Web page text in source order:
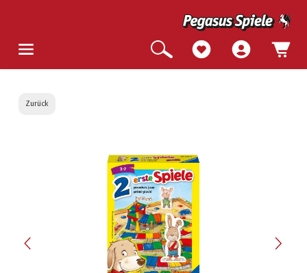
Zurück
Bildergalerie überspringen